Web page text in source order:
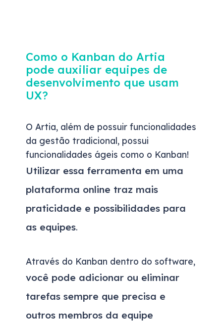
Como o Kanban do Artia
pode auxiliar equipes de
desenvolvimento que usam
UX?
O Artia, além de possuir funcionalidades
da gestão tradicional, possui
funcionalidades ágeis como o Kanban!
Utilizar essa ferramenta em uma
plataforma online traz mais
praticidade e possibilidades para
as equipes.
Através do Kanban dentro do software,
você pode adicionar ou eliminar
tarefas sempre que precisa e
outros membros da equipe